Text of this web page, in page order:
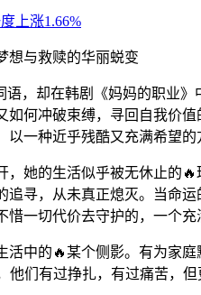
想与救赎的华丽蜕变
，却在韩剧《妈妈的职业》
如何冲破束缚，寻回自我价
一种近乎残酷又充满希望的
，她的生活似乎被无休止的
追寻，从未真正熄灭。当命
一切代价去守护的，一个充
活中的🔥某个侧影。有为家
们有过挣扎，有过痛苦，但